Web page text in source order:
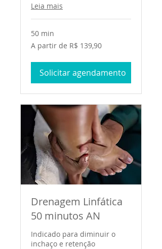
Leia mais
50 min
A
partir
brasileiros
A partir de R$ 139,90
Solicitar agendamento
Drenagem Linfática
50 minutos AN
Indicado para diminuir o
inchaço e retenção